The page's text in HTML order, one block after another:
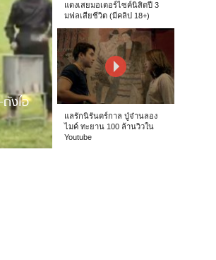
งไอ
แดงเสยมอเตอร์ไซค์นิสิตปี 3
มฟลเสียชีวิต (มีคลิป 18+)
แลรักนิรันดร์กาล ปู่จ๋านลอง
ไมค์ ทะยาน 100 ล้านวิวใน
Youtube